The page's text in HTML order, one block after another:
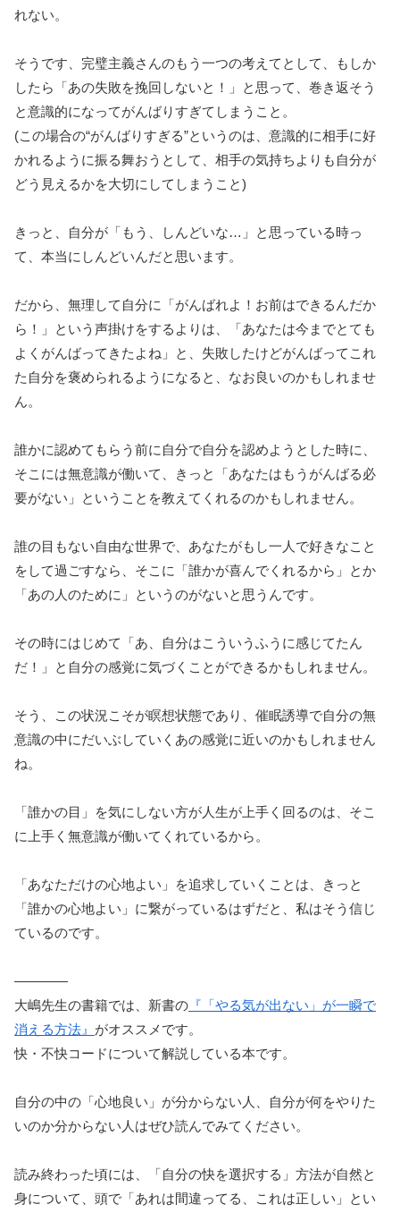
れない。
そうです、完璧主義さんのもう一つの考えてとして、もしか
したら「あの失敗を挽回しないと！」と思って、巻き返そう
と意識的になってがんばりすぎてしまうこと。
(この場合の“がんばりすぎる”というのは、意識的に相手に好
かれるように振る舞おうとして、相手の気持ちよりも自分が
どう見えるかを大切にしてしまうこと)
きっと、自分が「もう、しんどいな…」と思っている時っ
て、本当にしんどいんだと思います。
だから、無理して自分に「がんばれよ！お前はできるんだか
ら！」という声掛けをするよりは、「あなたは今までとても
よくがんばってきたよね」と、失敗したけどがんばってこれ
た自分を褒められるようになると、なお良いのかもしれませ
ん。
誰かに認めてもらう前に自分で自分を認めようとした時に、
そこには無意識が働いて、きっと「あなたはもうがんばる必
要がない」ということを教えてくれるのかもしれません。
誰の目もない自由な世界で、あなたがもし一人で好きなこと
をして過ごすなら、そこに「誰かが喜んでくれるから」とか
「あの人のために」というのがないと思うんです。
その時にはじめて「あ、自分はこういうふうに感じてたん
だ！」と自分の感覚に気づくことができるかもしれません。
そう、この状況こそが瞑想状態であり、催眠誘導で自分の無
意識の中にだいぶしていくあの感覚に近いのかもしれません
ね。
「誰かの目」を気にしない方が人生が上手く回るのは、そこ
に上手く無意識が働いてくれているから。
「あなただけの心地よい」を追求していくことは、きっと
「誰かの心地よい」に繋がっているはずだと、私はそう信じ
ているのです。
――――
大嶋先生の書籍では、新書の 『「やる気が出ない」が一瞬で
消える方法』 がオススメです。
快・不快コードについて解説している本です。
自分の中の「心地良い」が分からない人、自分が何をやりた
いのか分からない人はぜひ読んでみてください。
読み終わった頃には、「自分の快を選択する」方法が自然と
身について、頭で「あれは間違ってる、これは正しい」とい